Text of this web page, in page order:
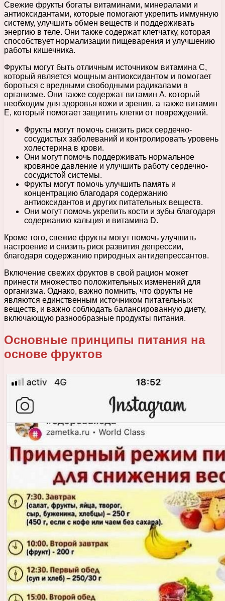
Свежие фрукты богаты витаминами, минералами и
антиоксидантами, которые помогают укрепить иммунную
систему, улучшить обмен веществ и поддерживать
энергию в теле. Они также содержат клетчатку, которая
способствует нормализации пищеварения и улучшению
работы кишечника.
Фрукты могут быть отличным источником витамина C,
который является мощным антиоксидантом и помогает
бороться с вредными свободными радикалами в
организме. Они также содержат витамин А, который
необходим для здоровья кожи и зрения, а также витамин
Е, который помогает защитить клетки от повреждений.
Фрукты могут помочь снизить риск сердечно-
сосудистых заболеваний и контролировать уровень
холестерина в крови.
Они могут помочь поддерживать нормальное
кровяное давление и улучшить работу сердечно-
сосудистой системы.
Фрукты могут помочь улучшить память и
концентрацию благодаря содержанию
антиоксидантов и других питательных веществ.
Они могут помочь укрепить кости и зубы благодаря
содержанию кальция и витамина D.
Кроме того, свежие фрукты могут помочь улучшить
настроение и снизить риск развития депрессии,
благодаря содержанию природных антидепрессантов.
Включение свежих фруктов в свой рацион может
принести множество положительных изменений для
организма. Однако, важно помнить, что фрукты не
являются единственным источником питательных
веществ, и важно соблюдать балансированную диету,
включающую разнообразные продукты питания.
Основные принципы питания на
основе фруктов